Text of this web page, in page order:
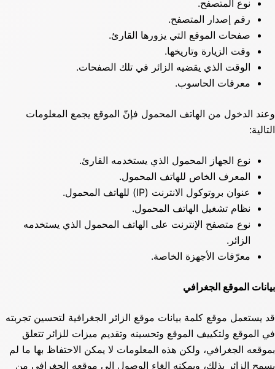
نوع المتصفح.
رقم إصدار المتصفح.
صفحات الموقع التي يزورها القارئ.
وقت الزيارة وتاريخها.
الوقت الذي يقضيه الزائر في تلك الصفحات.
معرفات الحاسوب.
وعند الدخول من الهاتف المحمول فإنّ الموقع يجمع المعلومات
التالية:
نوع الجهاز المحمول الذي يستخدمه القارئ.
المعرف الخاص للهاتف المحمول.
عنوان بروتوكول الانترنت (IP) للهاتف المحمول.
نظام تشغيل الهاتف المحمول.
نوع متصفح الإنترنت على الهاتف المحمول الذي يستخدمه
الزائر.
معرّفات الأجهزة الخاصة.
بيانات الموقع الجغرافي
قد يستعمل موقع كلمة بيانات موقع الزائر الجغرافية لتحسين تجربته
في الموقع ولتكييف الموقع وتحسينه وتقديم ميزات للزائر تتعلق
بموقعه الجغرافي، ولكن هذه المعلومات لا يمكن الاحتفاظ بها ما لم
يسمح الزائر بذلك، ويمكنه إلغاء الوصول إلى موقعه الجغرافي من